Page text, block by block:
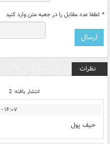
* لطفا عدد مقابل را در جعبه متن وارد کنید
نظرات
انتشار یافته: 2
۱۶:۰۷ - ۱۳۹۵/۰۶/۰۱
حیف پول